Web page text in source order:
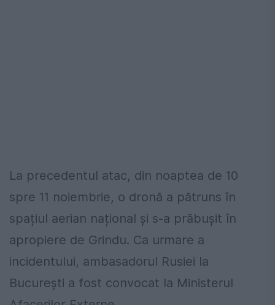
La precedentul atac, din noaptea de 10
spre 11 noiembrie, o dronă a pătruns în
spațiul aerian național și s-a prăbușit în
apropiere de Grindu. Ca urmare a
incidentului, ambasadorul Rusiei la
București a fost convocat la Ministerul